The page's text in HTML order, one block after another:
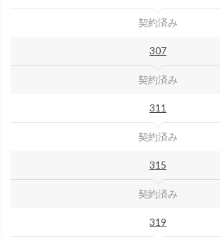
契約済み
307
契約済み
311
契約済み
315
契約済み
319